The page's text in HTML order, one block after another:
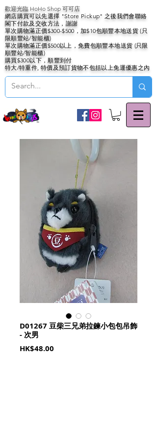
歡迎光臨 HoHo Shop 可可店
網店購買可以先選擇 "Store Pickup" 之後我們會聯絡
閣下付款及交收方法，謝謝
單次購物滿正價$300-$500，加$10包順豐本地送貨 (只
限順豐站/智能櫃)
單次購物滿正價$500以上，免費包順豐本地送貨 (只限
順豐站/智能櫃)
購買$300以下，順豐到付
特大/特重件, 特價及預訂貨物不包括以上免運優惠之內
D01267 豆柴三兄弟拉鍊小包包吊飾
- 次男
HK$48.00